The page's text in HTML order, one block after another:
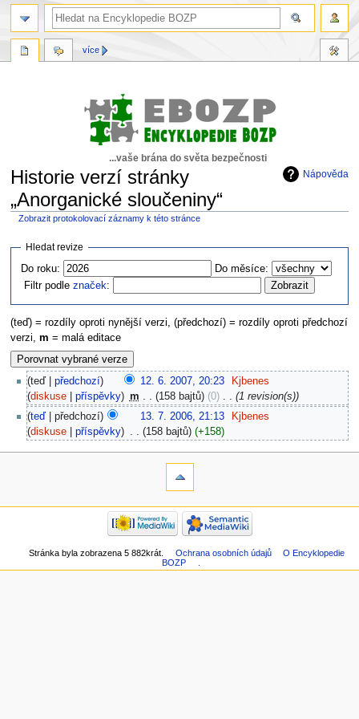
...vaše brána do světa bezpečnosti
Nápověda
Historie verzí stránky
„Anorganické sloučeniny“
Zobrazit protokolovací záznamy k této stránce
Skočit
navigaci
Skočit
vyhledávání
Hledat revize
Do roku:
Do měsíce:
Filtr podleznaček:
(teď) = rozdíly oproti nynější verzi, (předchozí) = rozdíly oproti předchozí
verzi, m = malá editace
teď předchozí 12. 6. 2007, 20:23
Kjbenes
diskuse
příspěvky m 158 bajtů 0 ‎
1 revision(s)
teď
předchozí 13. 7. 2006, 21:13
Kjbenes
diskuse
příspěvky 158 bajtů +158
více
Stránka byla zobrazena 5 882krát. Ochrana osobních údajů
O Encyklopedie
BOZP